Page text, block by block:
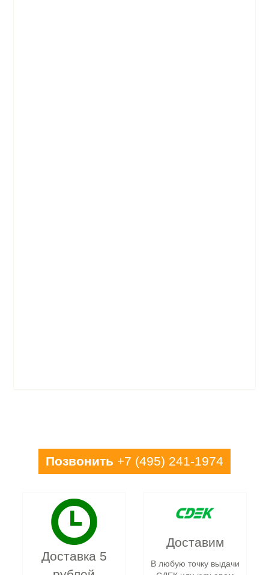
Позвонить +7 (495) 241-1974
Доставка 5
Доставим
В любую точку выдачи